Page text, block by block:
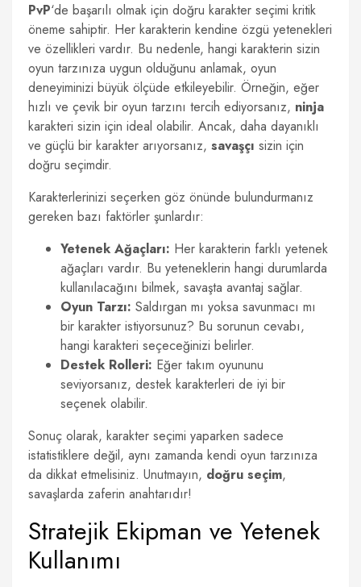
PvP‘de başarılı olmak için doğru karakter seçimi kritik
öneme sahiptir. Her karakterin kendine özgü yetenekleri
ve özellikleri vardır. Bu nedenle, hangi karakterin sizin
oyun tarzınıza uygun olduğunu anlamak, oyun
deneyiminizi büyük ölçüde etkileyebilir. Örneğin, eğer
hızlı ve çevik bir oyun tarzını tercih ediyorsanız, ninja
karakteri sizin için ideal olabilir. Ancak, daha dayanıklı
ve güçlü bir karakter arıyorsanız, savaşçı sizin için
doğru seçimdir.
Karakterlerinizi seçerken göz önünde bulundurmanız
gereken bazı faktörler şunlardır:
Yetenek Ağaçları: Her karakterin farklı yetenek
ağaçları vardır. Bu yeteneklerin hangi durumlarda
kullanılacağını bilmek, savaşta avantaj sağlar.
Oyun Tarzı: Saldırgan mı yoksa savunmacı mı
bir karakter istiyorsunuz? Bu sorunun cevabı,
hangi karakteri seçeceğinizi belirler.
Destek Rolleri: Eğer takım oyununu
seviyorsanız, destek karakterleri de iyi bir
seçenek olabilir.
Sonuç olarak, karakter seçimi yaparken sadece
istatistiklere değil, aynı zamanda kendi oyun tarzınıza
da dikkat etmelisiniz. Unutmayın, doğru seçim,
savaşlarda zaferin anahtarıdır!
Stratejik Ekipman ve Yetenek
Kullanımı